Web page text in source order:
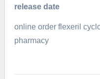
release date
online order flexeril
pharmacy